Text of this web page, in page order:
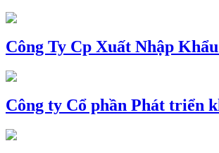
Công Ty Cp Xuất Nhập
Công ty Cổ phần Phát triển